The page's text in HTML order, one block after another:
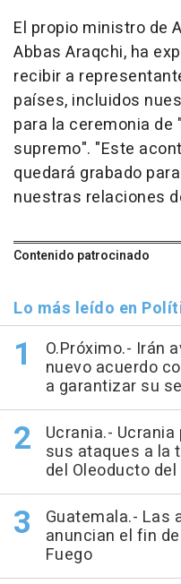
El propio ministro de
Abbas Araqchi, ha
recibir a
países, incluidos
para la ceremonia
supremo". "Este
quedará grabado
nuestras relaciones
Contenido patrocinado
Lo más leído en
O.Próximo.- Irán
nuevo acuerdo
a garantizar su
Ucrania.- Ucrania
sus ataques a la
del Oleoducto
Guatemala.- Las
anuncian el fin
Fuego